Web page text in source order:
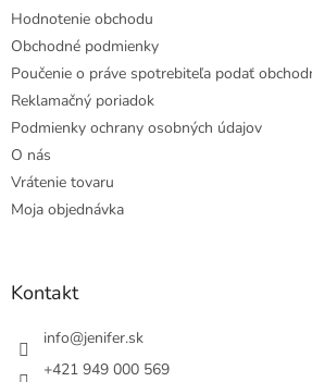
Hodnotenie obchodu
Obchodné podmienky
Poučenie o práve spotrebiteľa podať
Reklamačný poriadok
Podmienky ochrany osobných údajov
O nás
Vrátenie tovaru
Moja objednávka
Kontakt
info@jenifer.sk
+421 949 000 569